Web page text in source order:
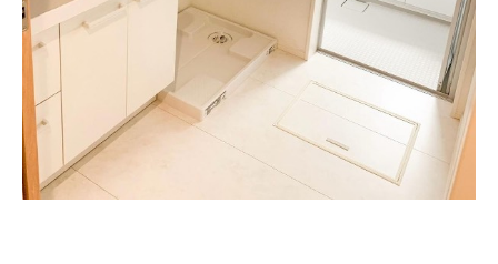
電子設計の基本と応用
エネルギーの専門メディア
建設×テクノロジーの最前線
ちょっと気になるネットの話題